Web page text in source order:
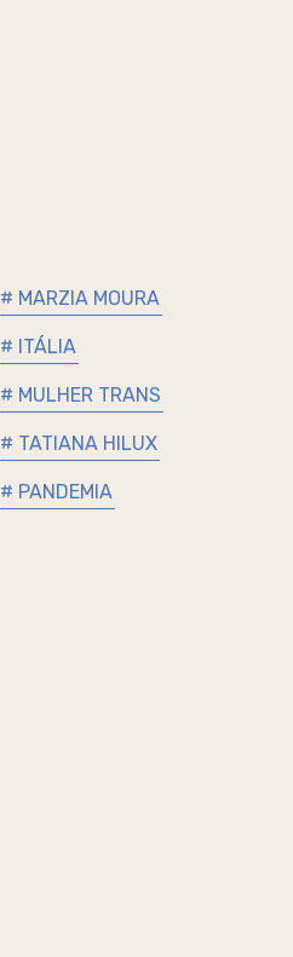
# MARZIA MOURA
# ITÁLIA
# MULHER TRANS
# TATIANA HILUX
# PANDEMIA